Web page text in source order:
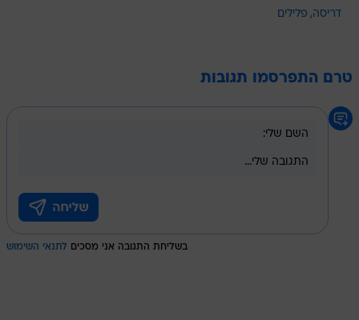
דריסה פלילים
טרם התפרסמו תגובות
בשליחת התגובה אני מסכים לתנאי השימוש